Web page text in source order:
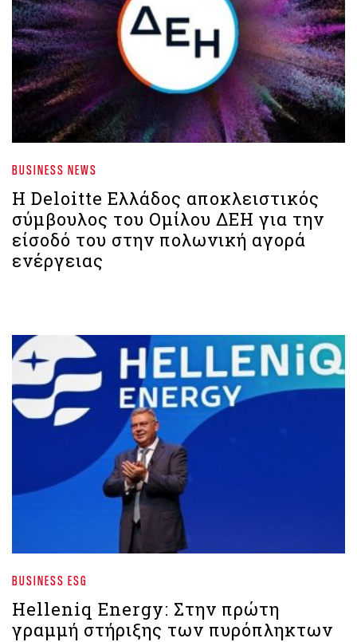
BUSINESS NEWS
Η Deloitte Ελλάδος αποκλειστικός
σύμβουλος του Ομίλου ΔΕΗ για την
είσοδό του στην πολωνική αγορά
ενέργειας
BUSINESS ESG
Helleniq Energy: Στην πρώτη
γραμμή στήριξης των πυρόπληκτων